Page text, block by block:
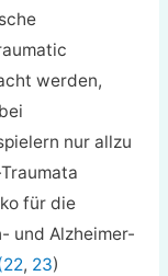
werden,
nur allzu
für die
und Alzheimer-
, 23)